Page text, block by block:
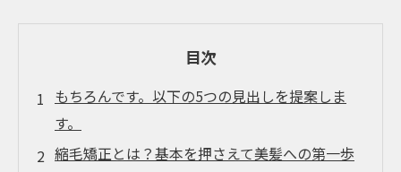
目次
もちろんです。以下の5つの見出しを提案しま
す。
縮毛矯正とは？基本を押さえて美髪への第一歩